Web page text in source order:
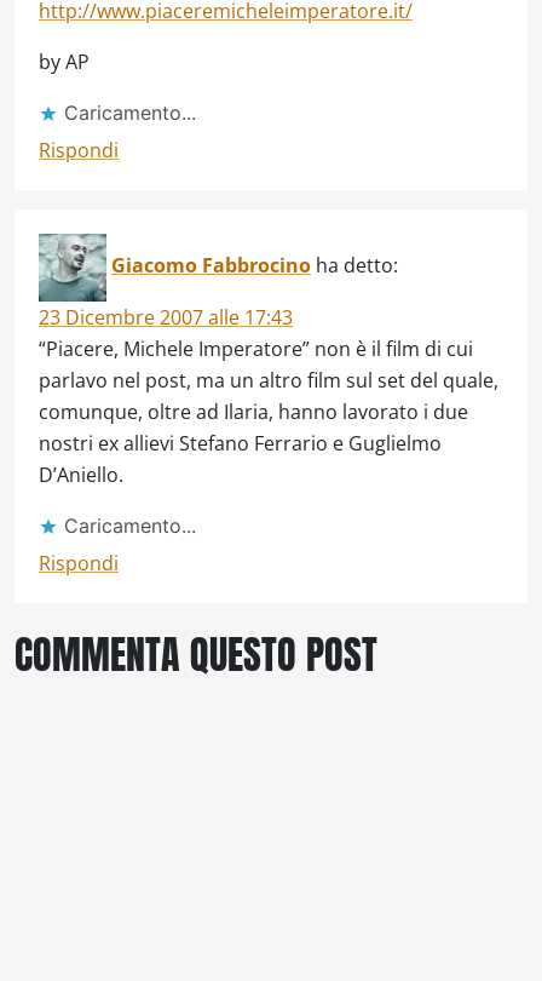
http://www.piaceremicheleimperatore.it/
by AP
Caricamento...
Rispondi
Giacomo Fabbrocino ha detto:
23 Dicembre 2007 alle 17:43
“Piacere, Michele Imperatore” non è il film di cui
parlavo nel post, ma un altro film sul set del quale,
comunque, oltre ad Ilaria, hanno lavorato i due
nostri ex allievi Stefano Ferrario e Guglielmo
D’Aniello.
Caricamento...
Rispondi
COMMENTA QUESTO POST